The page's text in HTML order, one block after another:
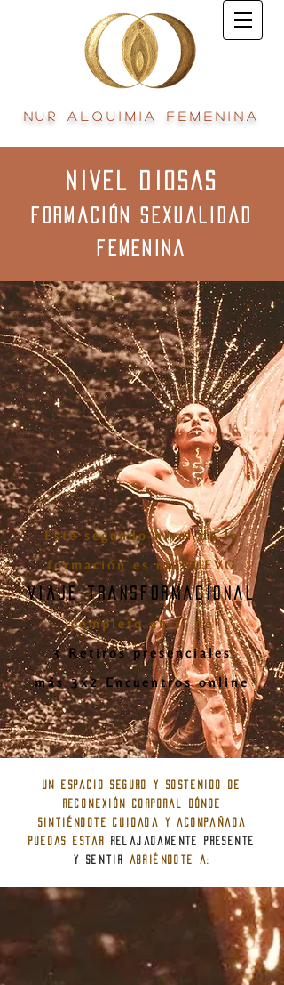
Nur Alquimia Femenina
NIVEL DIOSAS
Formación Sexualidad
Femenina
Este segundo nivel de la
formación es un NUEVO
viaje transformacional
completo en sí de
3 Retiros presenciales
más 3x2 Encuentros online
Un espacio seguro y sostenido de
reconexión corporal dónde
sintiéndote cuidada y acompañada
puedas estar relajadamente presente
y SENTIR abriéndote a: